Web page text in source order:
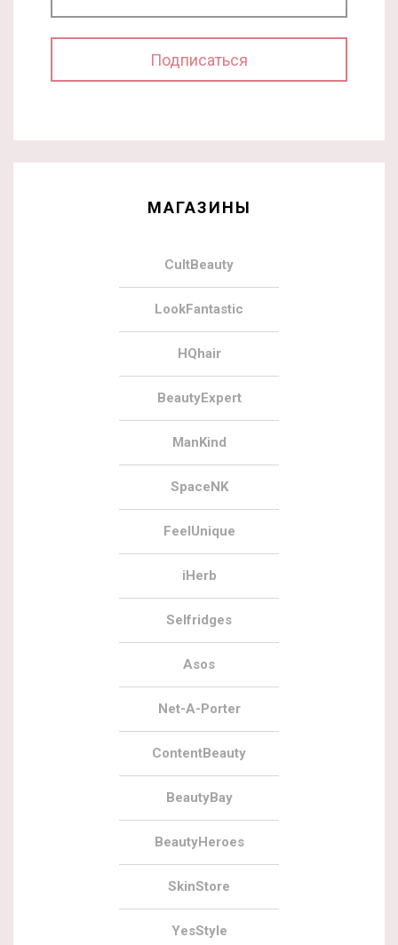
МАГАЗИНЫ
CultBeauty
LookFantastic
HQhair
BeautyExpert
ManKind
SpaceNK
FeelUnique
iHerb
Selfridges
Asos
Net-A-Porter
ContentBeauty
BeautyBay
BeautyHeroes
SkinStore
YesStyle